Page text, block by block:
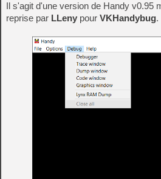
Il s'agit d'une version de Handy v0.95
reprise par LLeny pour VKHandybug.